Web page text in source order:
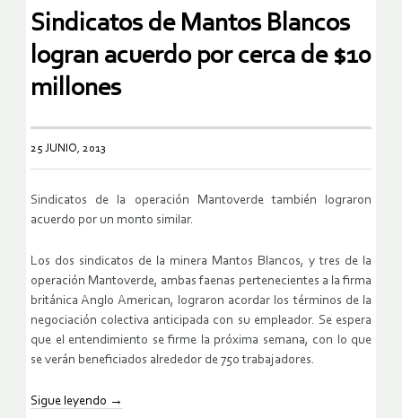
Sindicatos de Mantos Blancos
logran acuerdo por cerca de $10
millones
25 JUNIO, 2013
Sindicatos de la operación Mantoverde también lograron
acuerdo por un monto similar.
Los dos sindicatos de la minera Mantos Blancos, y tres de la
operación Mantoverde, ambas faenas pertenecientes a la firma
británica Anglo American, lograron acordar los términos de la
negociación colectiva anticipada con su empleador. Se espera
que el entendimiento se firme la próxima semana, con lo que
se verán beneficiados alrededor de 750 trabajadores.
Sigue leyendo →